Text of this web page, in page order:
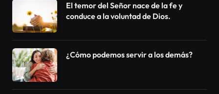
El temor del Señor nace de la fe y
conduce a la voluntad de Dios.
¿Cómo podemos servir a los demás?